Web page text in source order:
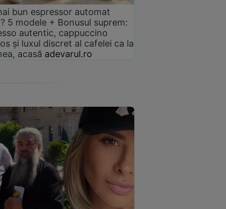
bun espressor automat
5 modele + Bonusul suprem:
autentic, cappuccino
și luxul discret al cafelei ca la
acasă adevarul.ro